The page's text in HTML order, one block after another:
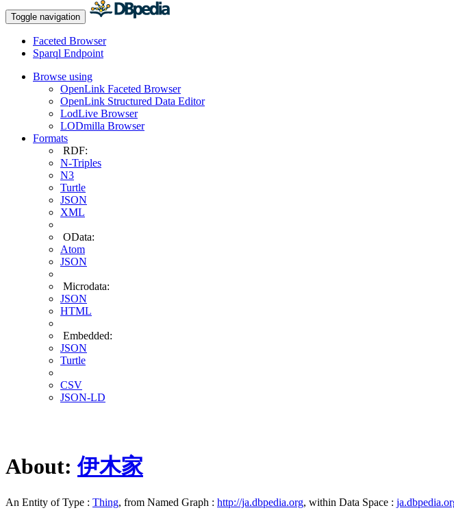
Toggle navigation
Faceted Browser
Sparql Endpoint
Browse using
OpenLink Faceted Browser
OpenLink Structured Data Editor
LodLive Browser
LODmilla Browser
Formats
RDF:
N-Triples
N3
Turtle
JSON
XML
OData:
Atom
JSON
Microdata:
JSON
HTML
Embedded:
JSON
Turtle
CSV
JSON-LD
About:伊木家
An Entity of Type : Thing, from Named Graph : http://ja.dbpedia.org, within Data Space :